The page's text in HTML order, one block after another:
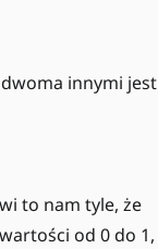
innymi jest
\cdot P_1
to nam tyle, że
od 0 do 1,